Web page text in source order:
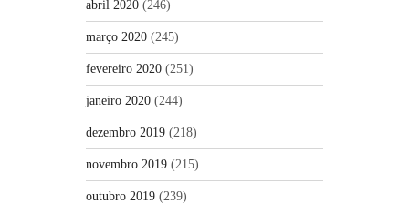
abril 2020 (246)
março 2020 (245)
fevereiro 2020 (251)
janeiro 2020 (244)
dezembro 2019 (218)
novembro 2019 (215)
outubro 2019 (239)